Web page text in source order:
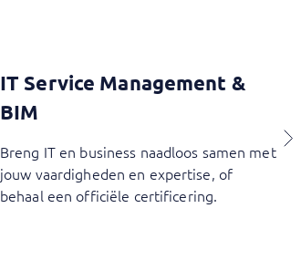
IT Service Management &
BIM
Breng IT en business naadloos samen met
jouw vaardigheden en expertise, of
behaal een officiële certificering.